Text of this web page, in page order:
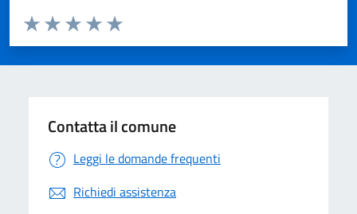
Valuta da 1 a 5 stelle la pagina
Valuta 5 stelle su 5
Valuta 4 stelle su 5
Valuta 3 stelle su 5
Valuta 2 stelle su 5
Valuta 1 stelle su 5
Contatta il comune
Leggi le domande frequenti
Richiedi assistenza